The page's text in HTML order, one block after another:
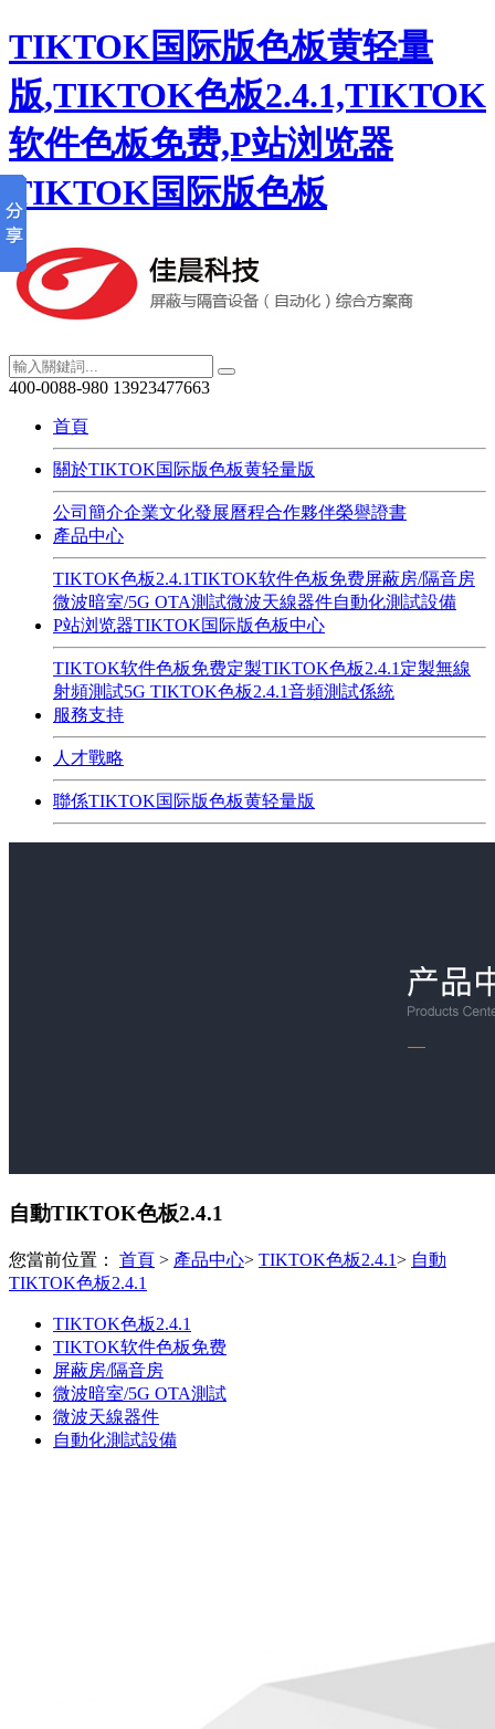
TIKTOK国际版色板黄轻量
版,TIKTOK色板2.4.1,TIKTOK
软件色板免费,P站浏览器
TIKTOK国际版色板
400-0088-980 13923477663
首頁
關於TIKTOK国际版色板黄轻量版
公司簡介企業文化發展曆程合作夥伴榮譽證書
產品中心
TIKTOK色板2.4.1TIKTOK软件色板免费屏蔽房/隔音房
微波暗室/5G OTA測試微波天線器件自動化測試設備
P站浏览器TIKTOK国际版色板中心
TIKTOK软件色板免费定製TIKTOK色板2.4.1定製無線
射頻測試5G TIKTOK色板2.4.1音頻測試係統
服務支持
人才戰略
聯係TIKTOK国际版色板黄轻量版
自動TIKTOK色板2.4.1
您當前位置： 首頁 > 產品中心> TIKTOK色板2.4.1> 自動
TIKTOK色板2.4.1
TIKTOK色板2.4.1
TIKTOK软件色板免费
屏蔽房/隔音房
微波暗室/5G OTA測試
微波天線器件
自動化測試設備